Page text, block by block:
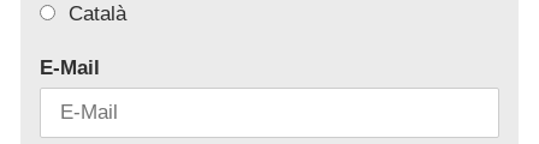
Català
E-Mail